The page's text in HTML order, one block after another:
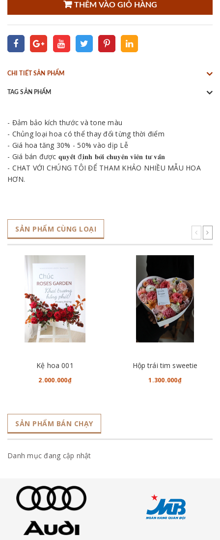
THÊM VÀO GIỎ HÀNG
CHI TIẾT SẢN PHẨM
TAG SẢN PHẨM
- Đảm bảo kích thước và tone màu
- Chủng loại hoa có thể thay đổi từng thời điểm
- Giá hoa tăng 30% - 50% vào dịp Lễ
- Giá bán được 𝐪𝐮𝐲𝐞̂́𝐭 đ𝐢̣𝐧𝐡 𝐛𝐨̛̉𝐢 𝐜𝐡𝐮𝐲𝐞̂𝐧 𝐯𝐢𝐞̂𝐧 𝐭𝐮̛ 𝐯𝐚̂́𝐧
- CHAT VỚI CHÚNG TÔI ĐỂ THAM KHẢO NHIỀU MẪU HOA
HƠN.
SẢN PHẨM CÙNG LOẠI
Kệ hoa 001
2.000.000₫
Hộp trái tim sweetie
1.300.000₫
SẢN PHẨM BÁN CHẠY
Danh mục đang cập nhật